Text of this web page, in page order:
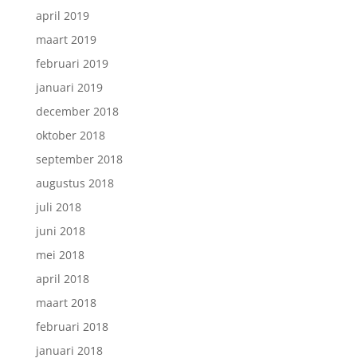
april 2019
maart 2019
februari 2019
januari 2019
december 2018
oktober 2018
september 2018
augustus 2018
juli 2018
juni 2018
mei 2018
april 2018
maart 2018
februari 2018
januari 2018